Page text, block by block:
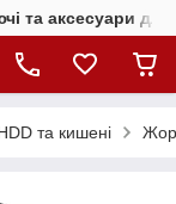
та аксесуари
та кишені